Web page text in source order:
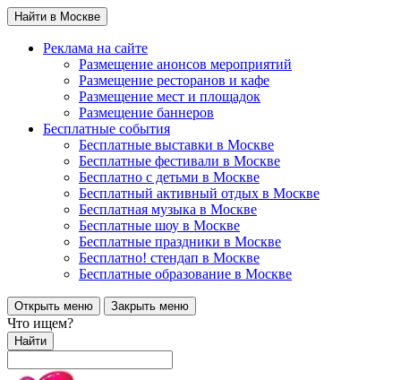
Найти в Москве
Реклама на сайте
Размещение анонсов мероприятий
Размещение ресторанов и кафе
Размещение мест и площадок
Размещение баннеров
Бесплатные события
Бесплатные выставки в Москве
Бесплатные фестивали в Москве
Бесплатно с детьми в Москве
Бесплатный активный отдых в Москве
Бесплатная музыка в Москве
Бесплатные шоу в Москве
Бесплатные праздники в Москве
Бесплатно! стендап в Москве
Бесплатные образование в Москве
Открыть меню Закрыть меню
Что ищем?
Найти